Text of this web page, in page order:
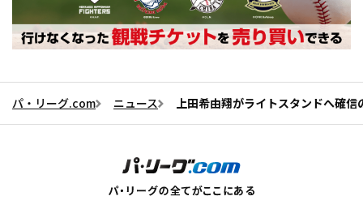
パ・リーグ.com ニュース 上田希由翔がライトスタンドへ確